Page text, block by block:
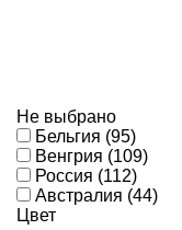
Не выбрано
Бельгия (95)
Венгрия (109)
Россия (112)
Австралия (44)
Цвет